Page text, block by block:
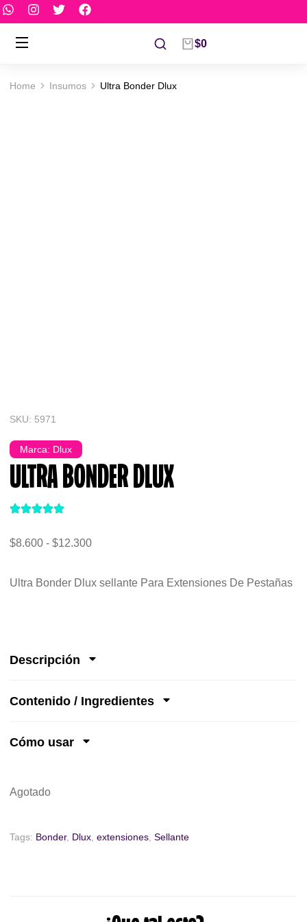
$0
You are here:
Home Insumos Ultra Bonder Dlux
SKU: 5971
Marca: Dlux
ULTRA BONDER DLUX
$8.600 - $12.300
Ultra Bonder Dlux sellante Para Extensiones De Pestañas
Descripción
Contenido / Ingredientes
Cómo usar
Agotado
Tags: Bonder, Dlux extensiones Sellante